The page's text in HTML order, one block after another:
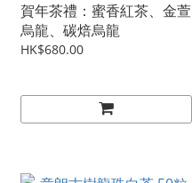
賀年茶禮：蜜香紅茶、金萱
烏龍、碳焙烏龍
HK$680.00